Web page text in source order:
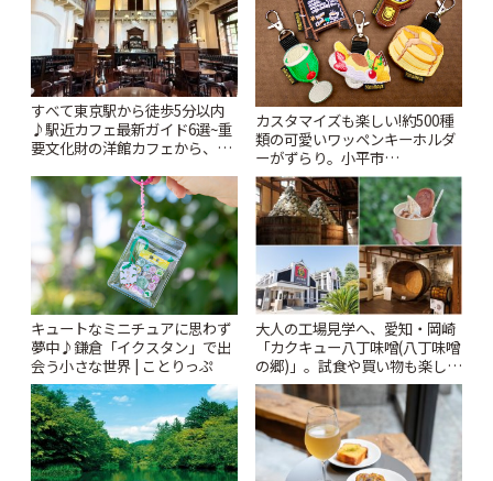
すべて東京駅から徒歩5分以内
♪駅近カフェ最新ガイド6選~重
要文化財の洋館カフェから、改
りっぷ
カスタマイズも楽しい!約500種
類の可愛いワッペンキーホルダ
ーがずらり。小平市
「Kimamaya T&K」 | ことりっ
ぷ
キュートなミニチュアに思わず
夢中♪鎌倉「イクスタン」で出
会う小さな世界 | ことりっぷ
大人の工場見学へ、愛知・岡崎
「カクキュー八丁味噌(八丁味噌
の郷)」。試食や買い物も楽しみ
♪ | ことりっぷ